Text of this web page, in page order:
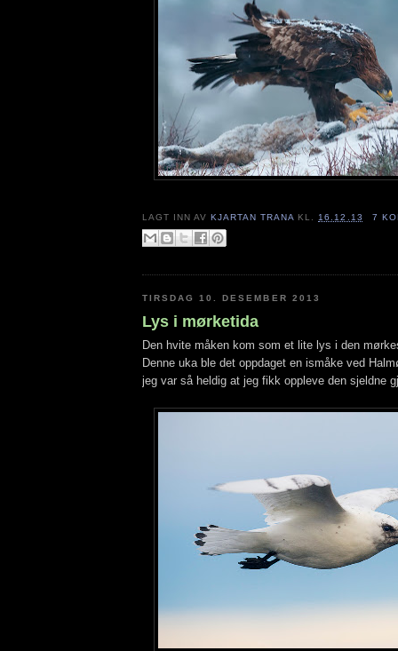
LAGT INN AV KJARTAN TRANA KL.16.12.13 7
TIRSDAG 10. DESEMBER 2013
Lys i mørketida
Den hvite måken kom som et lite lys i den
Denne uka ble det oppdaget en ismåke ved
jeg var så heldig at jeg fikk oppleve den sjeldne